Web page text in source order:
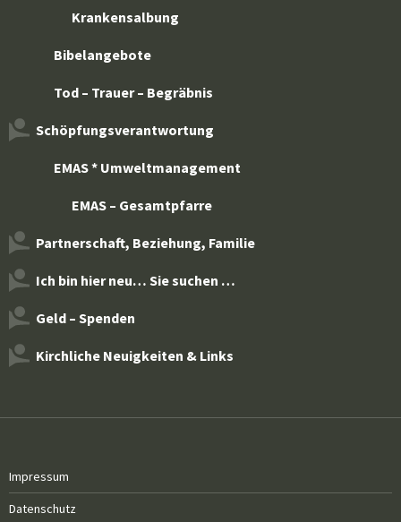
Krankensalbung
Bibelangebote
Tod – Trauer – Begräbnis
Schöpfungsverantwortung
EMAS * Umweltmanagement
EMAS – Gesamtpfarre
Partnerschaft, Beziehung, Familie
Ich bin hier neu… Sie suchen …
Geld – Spenden
Kirchliche Neuigkeiten & Links
Impressum
Datenschutz